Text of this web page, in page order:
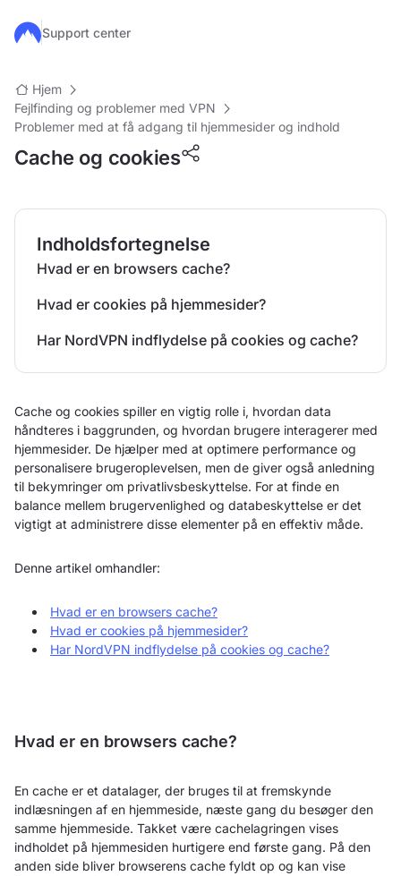
Gå til hovedindhold
Support center
Hjem
Fejlfinding og problemer med VPN
Problemer med at få adgang til hjemmesider og indhold
Cache og cookies
Indholdsfortegnelse
Hvad er en browsers cache?
Hvad er cookies på hjemmesider?
Har NordVPN indflydelse på cookies og cache?
Cache og cookies spiller en vigtig rolle i, hvordan data
håndteres i baggrunden, og hvordan brugere interagerer med
hjemmesider. De hjælper med at optimere performance og
personalisere brugeroplevelsen, men de giver også anledning
til bekymringer om privatlivsbeskyttelse. For at finde en
balance mellem brugervenlighed og databeskyttelse er det
vigtigt at administrere disse elementer på en effektiv måde.
Denne artikel omhandler:
Hvad er en browsers cache?
Hvad er cookies på hjemmesider?
Har NordVPN indflydelse på cookies og cache?
Hvad er en browsers cache?
En cache er et datalager, der bruges til at fremskynde
indlæsningen af en hjemmeside, næste gang du besøger den
samme hjemmeside. Takket være cachelagringen vises
indholdet på hjemmesiden hurtigere end første gang. På den
anden side bliver browserens cache fyldt op og kan vise